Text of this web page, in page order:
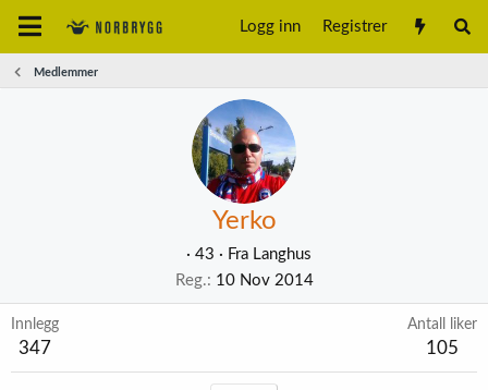
Logg inn Registrer
Medlemmer
Yerko
· 43 · Fra Langhus
Reg.
10 Nov 2014
Innlegg
347
Antall liker
105